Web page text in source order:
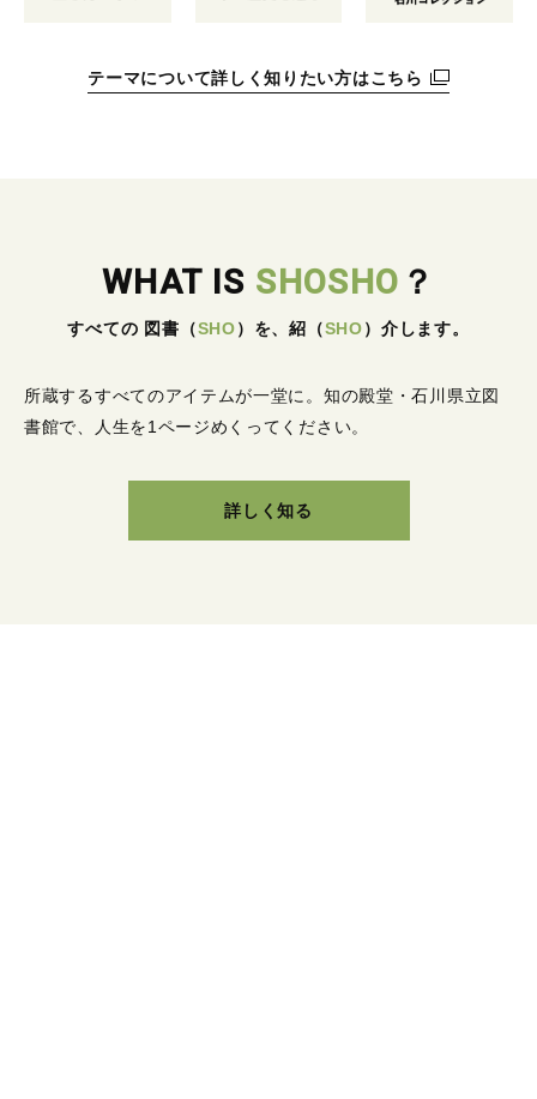
テーマについて詳しく知りたい方はこちら
WHAT IS SHOSHO ？
すべての 図書 （SHO） を、紹 （SHO） 介します。
所蔵するすべてのアイテムが一堂に。 知の殿堂・石川県立図
書館で、人生を1ページめくってください。
詳しく知る